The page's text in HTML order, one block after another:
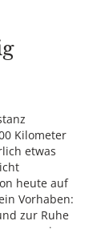
Kilometer
etwas
heute auf
Vorhaben:
zur Ruhe